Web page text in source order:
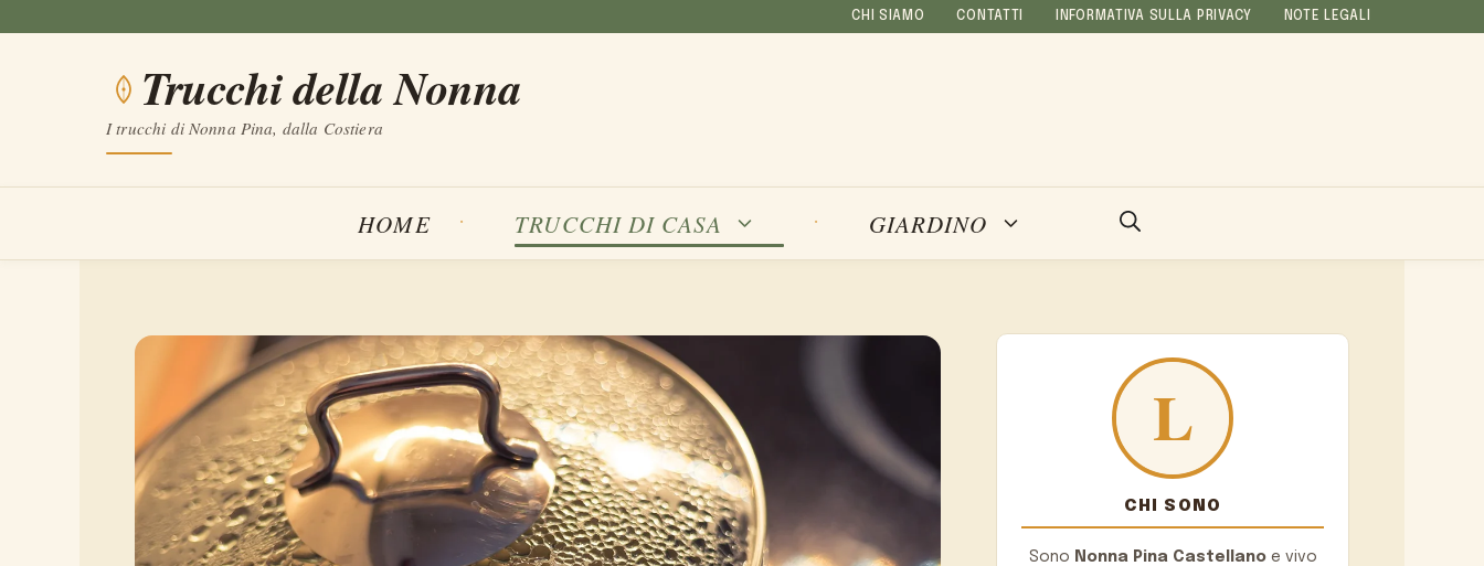
contenuto
CHI SIAMO CONTATTI INFORMATIVA SULLA PRIVACY NOTE LEGALI
Trucchi della Nonna
I trucchi di Nonna Pina, dalla Costiera
HOME TRUCCHI DI CASA GIARDINO
CHI SONO
Sono Nonna Pina Castellanoe vivo